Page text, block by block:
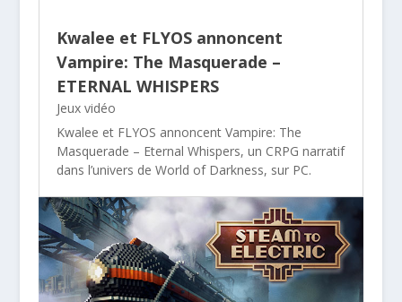
Kwalee et FLYOS annoncent
Vampire: The Masquerade –
ETERNAL WHISPERS
Jeux vidéo
Kwalee et FLYOS annoncent Vampire: The
Masquerade – Eternal Whispers, un CRPG narratif
dans l’univers de World of Darkness, sur PC.